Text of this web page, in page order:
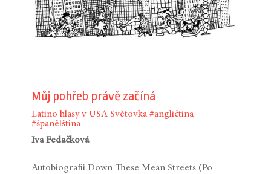
Můj pohřeb právě začíná
Latino hlasy v USA Světovka #angličtina
#španělština
Iva Fedačková
Autobiografii Down These Mean Streets (Po